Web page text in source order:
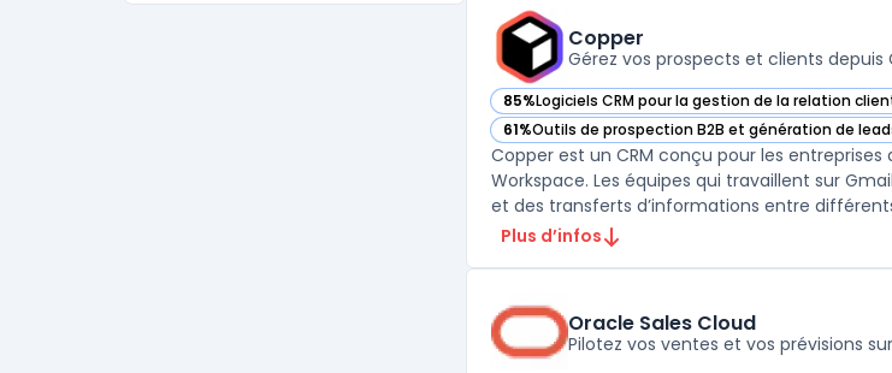
Copper
Gérez vos prospects et clients depuis
85%Logiciels CRM pour la gestion de la relation
— voir Copper dans cette catégorie
61%Outils de prospection B2B et génération de
— voir Copper dans cette catégorie
Copper est un CRM conçu pour les
Workspace. Les équipes qui travaillent sur
et des transferts d’informations entre
Plus d’infos
Oracle Sales Cloud
Pilotez vos ventes et vos prévisions